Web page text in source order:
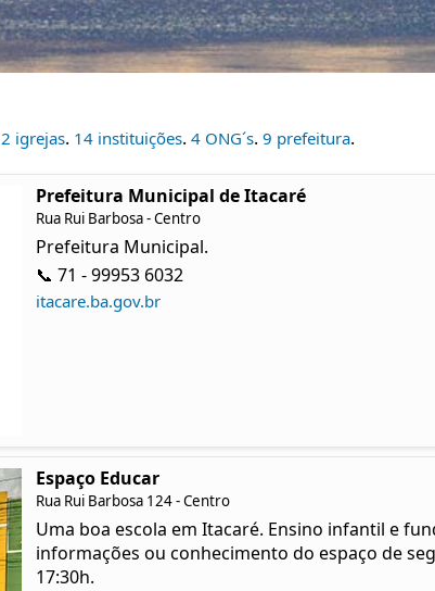
2 igrejas. 14 instituições. 4 ONG´s. 9 prefeitura.
Prefeitura Municipal de Itacaré
Rua Rui Barbosa - Centro
Prefeitura Municipal.
📞 71 - 99953 6032
itacare.ba.gov.br
Espaço Educar
Rua Rui Barbosa 124 - Centro
Uma boa escola em Itacaré. Ensino infantil e
informações ou conhecimento do espaço de
17:30h.